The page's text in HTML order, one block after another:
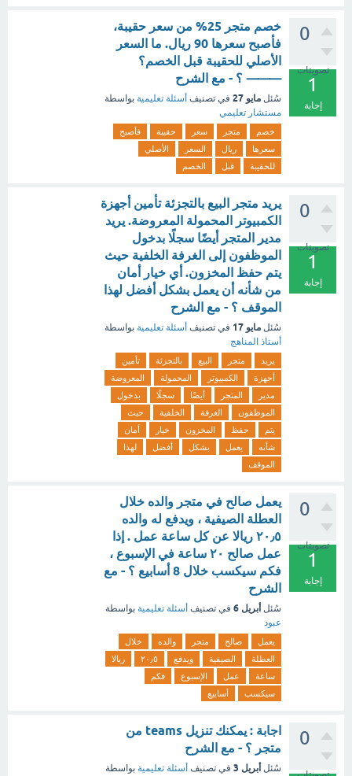
0
تصويتات
1
إجابة
خصم متجر 25% من سعر حقيبة،
فأصبح سعرها 90 ريال. ما السعر
الأصلي للحقيبة قبل الخصم؟
⸻ ؟ - مع الشرح
سُئل مايو 27 في تصنيف أسئلة تعليمية بواسطة
مستشار تعليمي
خصم متجر سعر حقيبة
فأصبح
سعرها
ريال السعر
الأصلي
للحقيبة
قبل الخصم
0
تصويتات
1
إجابة
يريد متجر البيع بالتجزئة تأمين أجهزة
الكمبيوتر المحمولة المعروضة. يريد
مدير المتجر أيضًا سجلًا بدخول
الموظفون إلى الغرفة الخلفية حيث
يتم حفظ المخزون. أي خيار أمان
من شأنه أن يعمل بشكل أفضل لهذا
الموقف ؟ - مع الشرح
سُئل مايو 17 في تصنيف أسئلة تعليمية بواسطة
أستاذ المناهج
يريد متجر البيع بالتجزئة
تأمين
أجهزة
الكمبيوتر المحمولة
المعروضة
مدير
المتجر أيضًا سجلًا
بدخول
الموظفون
الغرفة الخلفية
حيث
يتم
حفظ المخزون خيار
أمان
شأنه
يعمل بشكل أفضل
لهذا
الموقف
0
تصويتات
1
إجابة
يعمل صالح في متجر والده خلال
العطلة الصيفية ، ويدفع له والده
٢٠٫٥ ريالا عن كل ساعة عمل . إذا
عمل صالح ٢٠ ساعة في الإسبوع ،
فكم سيكسب خلال 8 أسابيع ؟ - مع
الشرح
سُئل أبريل 6 في تصنيف أسئلة تعليمية بواسطة
عبود
يعمل صالح متجر والده
خلال
العطلة
الصيفية ويدفع ٢٠٫٥
ريالا
ساعة
عمل الإسبوع
فكم
سيكسب
أسابيع
0
اجابة : يمكنك تنزيل teams من
متجر ؟ - مع الشرح
سُئل أبريل 3 في تصنيف أسئلة تعليمية بواسطة